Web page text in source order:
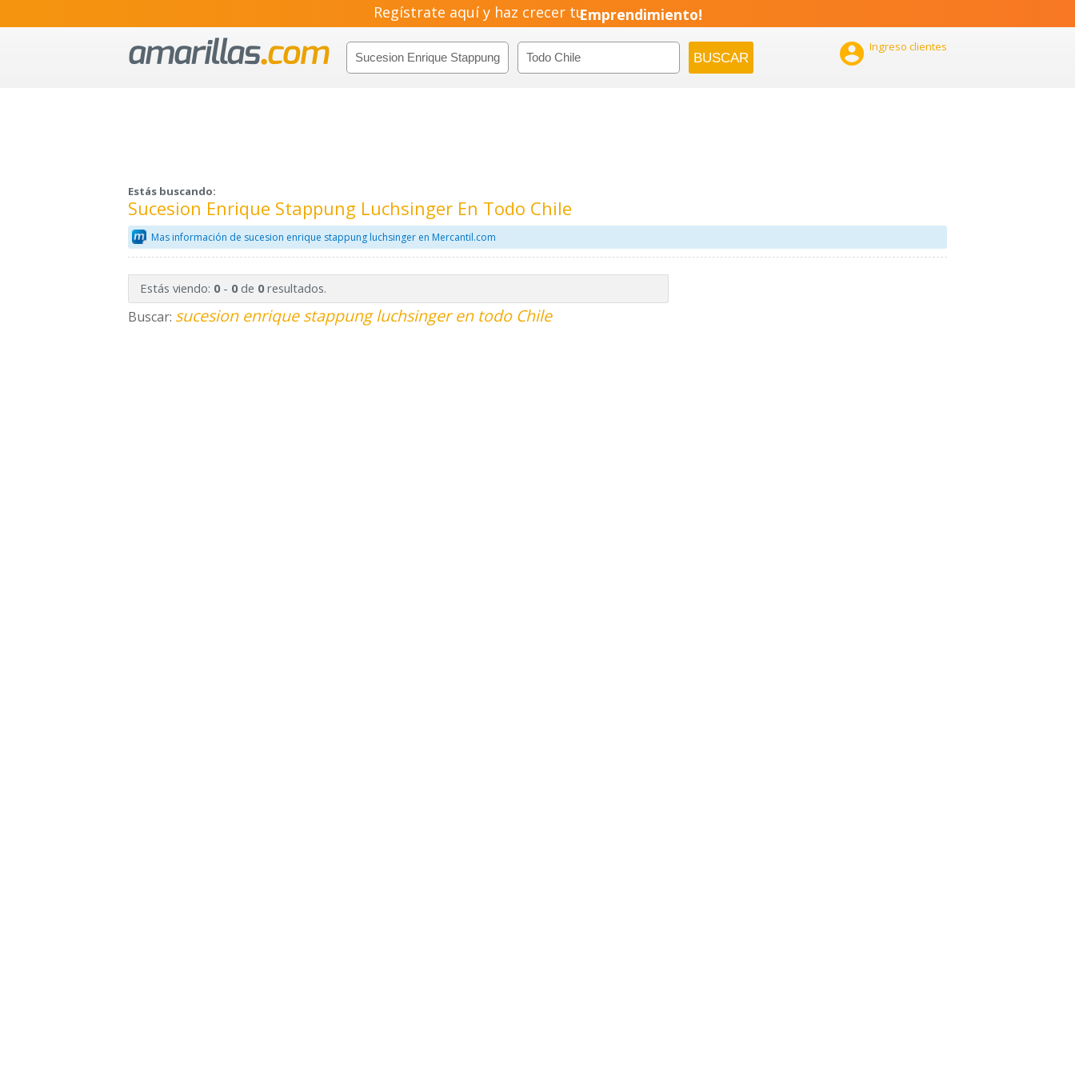
Regístrate aquí y haz crecer tuPyme!
Emprendimiento!
 Ingreso clientes
Estás buscando:
Sucesion Enrique Stappung Luchsinger En Todo Chile
Mas información de sucesion enrique stappung luchsinger en Mercantil.com
Estás viendo: 0- 0de 0resultados.
Buscar: sucesion enrique stappung luchsinger en todo Chile